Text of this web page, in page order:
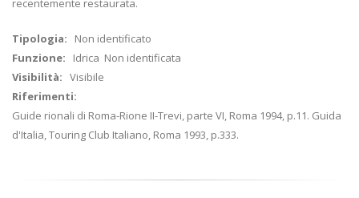
recentemente restaurata.
Tipologia: Non identificato
Funzione: Idrica Non identificata
Visibilità: Visibile
Riferimenti:
Guide rionali di Roma-Rione II-Trevi, parte VI, Roma 1994, p.11. Guida
d'Italia, Touring Club Italiano, Roma 1993, p.333.